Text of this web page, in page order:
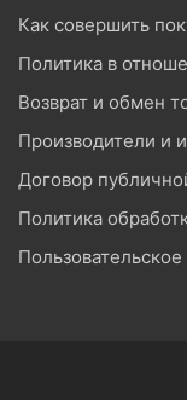
Как совершить
Политика в
Возврат и обмен
Производители и
Договор
Политика